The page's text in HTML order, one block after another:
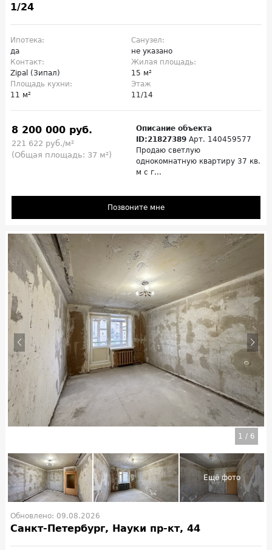
1/24
Ипотека:
да
Санузел:
не указано
Контакт:
Zipal (Зипал)
Жилая площадь:
15 м²
Площадь кухни:
11 м²
Этаж
11/14
8 200 000 руб.
221 622 руб./м²
(Общая площадь: 37 м²)
Описание объекта
ID:21827389 Арт. 140459577
Продаю светлую
однокомнатную квартиру 37 кв.
м с г...
Позвоните мне
1 / 6
Обновлено: 09.08.2026
Санкт-Петербург, Науки пр-кт, 44